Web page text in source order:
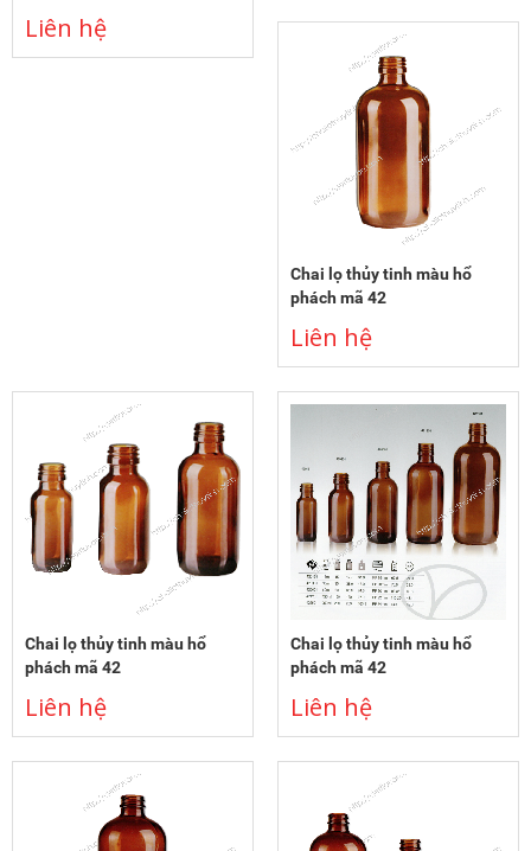
Liên hệ
Chai lọ thủy tinh màu hổ
phách mã 42
Liên hệ
Chai lọ thủy tinh màu hổ
phách mã 42
Liên hệ
Chai lọ thủy tinh màu hổ
phách mã 42
Liên hệ